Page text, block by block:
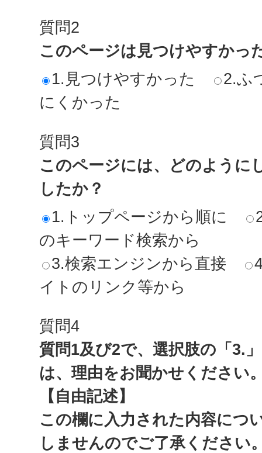
質問2
このページは見つけやすかっ
1.見つけやすかった
2.ふ
にくかった
質問3
このページには、どのように
したか？
1.トップページから順に
のキーワード検索から
3.検索エンジンから直接
イトのリンク等から
質問4
質問1及び2で、選択肢の「3.
は、理由をお聞かせください
【自由記述】
この欄に入力された内容につ
しませんのでご了承ください